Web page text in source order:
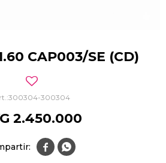
CAP003/SE (CD)
300304-300304
2.450.000
 